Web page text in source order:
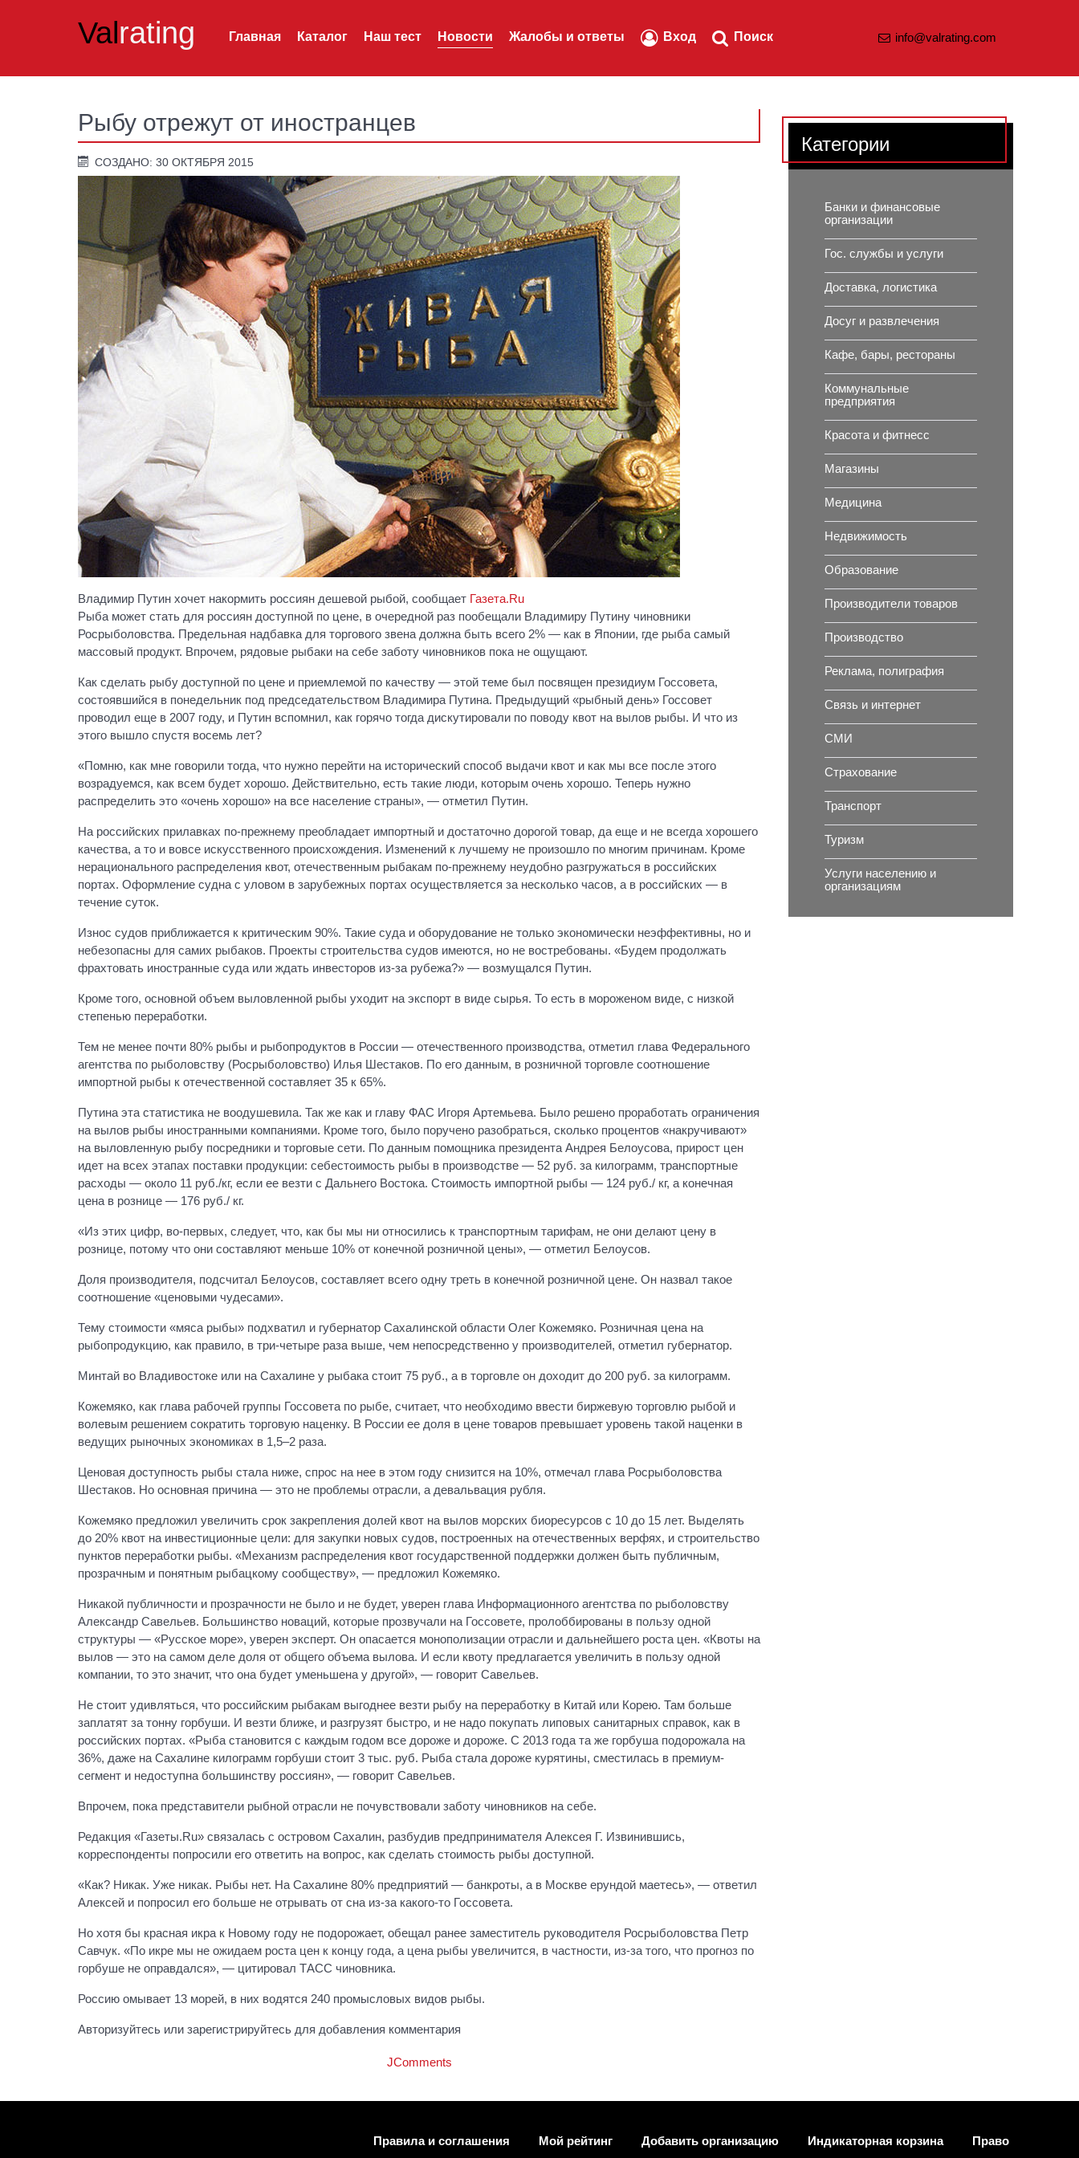
Valrating Главная Каталог Наш тест Новости Жалобы и ответы Вход Поиск info@valrating.com
Рыбу отрежут от иностранцев
СОЗДАНО: 30 ОКТЯБРЯ 2015
Владимир Путин хочет накормить россиян дешевой рыбой, сообщает Газета.Ru
Рыба может стать для россиян доступной по цене, в очередной раз пообещали Владимиру Путину чиновники
Росрыболовства. Предельная надбавка для торгового звена должна быть всего 2% — как в Японии, где рыба самый
массовый продукт. Впрочем, рядовые рыбаки на себе заботу чиновников пока не ощущают.
Как сделать рыбу доступной по цене и приемлемой по качеству — этой теме был посвящен президиум Госсовета,
состоявшийся в понедельник под председательством Владимира Путина. Предыдущий «рыбный день» Госсовет
проводил еще в 2007 году, и Путин вспомнил, как горячо тогда дискутировали по поводу квот на вылов рыбы. И что из
этого вышло спустя восемь лет?
«Помню, как мне говорили тогда, что нужно перейти на исторический способ выдачи квот и как мы все после этого
возрадуемся, как всем будет хорошо. Действительно, есть такие люди, которым очень хорошо. Теперь нужно
распределить это «очень хорошо» на все население страны», — отметил Путин.
На российских прилавках по-прежнему преобладает импортный и достаточно дорогой товар, да еще и не всегда хорошего
качества, а то и вовсе искусственного происхождения. Изменений к лучшему не произошло по многим причинам. Кроме
нерационального распределения квот, отечественным рыбакам по-прежнему неудобно разгружаться в российских
портах. Оформление судна с уловом в зарубежных портах осуществляется за несколько часов, а в российских — в
течение суток.
Износ судов приближается к критическим 90%. Такие суда и оборудование не только экономически неэффективны, но и
небезопасны для самих рыбаков. Проекты строительства судов имеются, но не востребованы. «Будем продолжать
фрахтовать иностранные суда или ждать инвесторов из-за рубежа?» — возмущался Путин.
Кроме того, основной объем выловленной рыбы уходит на экспорт в виде сырья. То есть в мороженом виде, с низкой
степенью переработки.
Тем не менее почти 80% рыбы и рыбопродуктов в России — отечественного производства, отметил глава Федерального
агентства по рыболовству (Росрыболовство) Илья Шестаков. По его данным, в розничной торговле соотношение
импортной рыбы к отечественной составляет 35 к 65%.
Путина эта статистика не воодушевила. Так же как и главу ФАС Игоря Артемьева. Было решено проработать ограничения
на вылов рыбы иностранными компаниями. Кроме того, было поручено разобраться, сколько процентов «накручивают»
на выловленную рыбу посредники и торговые сети. По данным помощника президента Андрея Белоусова, прирост цен
идет на всех этапах поставки продукции: себестоимость рыбы в производстве — 52 руб. за килограмм, транспортные
расходы — около 11 руб./кг, если ее везти с Дальнего Востока. Стоимость импортной рыбы — 124 руб./ кг, а конечная
цена в рознице — 176 руб./ кг.
«Из этих цифр, во-первых, следует, что, как бы мы ни относились к транспортным тарифам, не они делают цену в
рознице, потому что они составляют меньше 10% от конечной розничной цены», — отметил Белоусов.
Доля производителя, подсчитал Белоусов, составляет всего одну треть в конечной розничной цене. Он назвал такое
соотношение «ценовыми чудесами».
Тему стоимости «мяса рыбы» подхватил и губернатор Сахалинской области Олег Кожемяко. Розничная цена на
рыбопродукцию, как правило, в три-четыре раза выше, чем непосредственно у производителей, отметил губернатор.
Минтай во Владивостоке или на Сахалине у рыбака стоит 75 руб., а в торговле он доходит до 200 руб. за килограмм.
Кожемяко, как глава рабочей группы Госсовета по рыбе, считает, что необходимо ввести биржевую торговлю рыбой и
волевым решением сократить торговую наценку. В России ее доля в цене товаров превышает уровень такой наценки в
ведущих рыночных экономиках в 1,5–2 раза.
Ценовая доступность рыбы стала ниже, спрос на нее в этом году снизится на 10%, отмечал глава Росрыболовства
Шестаков. Но основная причина — это не проблемы отрасли, а девальвация рубля.
Кожемяко предложил увеличить срок закрепления долей квот на вылов морских биоресурсов с 10 до 15 лет. Выделять
до 20% квот на инвестиционные цели: для закупки новых судов, построенных на отечественных верфях, и строительство
пунктов переработки рыбы. «Механизм распределения квот государственной поддержки должен быть публичным,
прозрачным и понятным рыбацкому сообществу», — предложил Кожемяко.
Никакой публичности и прозрачности не было и не будет, уверен глава Информационного агентства по рыболовству
Александр Савельев. Большинство новаций, которые прозвучали на Госсовете, пролоббированы в пользу одной
структуры — «Русское море», уверен эксперт. Он опасается монополизации отрасли и дальнейшего роста цен. «Квоты на
вылов — это на самом деле доля от общего объема вылова. И если квоту предлагается увеличить в пользу одной
компании, то это значит, что она будет уменьшена у другой», — говорит Савельев.
Не стоит удивляться, что российским рыбакам выгоднее везти рыбу на переработку в Китай или Корею. Там больше
заплатят за тонну горбуши. И везти ближе, и разгрузят быстро, и не надо покупать липовых санитарных справок, как в
российских портах. «Рыба становится с каждым годом все дороже и дороже. С 2013 года та же горбуша подорожала на
36%, даже на Сахалине килограмм горбуши стоит 3 тыс. руб. Рыба стала дороже курятины, сместилась в премиум-
сегмент и недоступна большинству россиян», — говорит Савельев.
Впрочем, пока представители рыбной отрасли не почувствовали заботу чиновников на себе.
Редакция «Газеты.Ru» связалась c островом Сахалин, разбудив предпринимателя Алексея Г. Извинившись,
корреспонденты попросили его ответить на вопрос, как сделать стоимость рыбы доступной.
«Как? Никак. Уже никак. Рыбы нет. На Сахалине 80% предприятий — банкроты, а в Москве ерундой маетесь», — ответил
Алексей и попросил его больше не отрывать от сна из-за какого-то Госсовета.
Но хотя бы красная икра к Новому году не подорожает, обещал ранее заместитель руководителя Росрыболовства Петр
Савчук. «По икре мы не ожидаем роста цен к концу года, а цена рыбы увеличится, в частности, из-за того, что прогноз по
горбуше не оправдался», — цитировал ТАСС чиновника.
Россию омывает 13 морей, в них водятся 240 промысловых видов рыбы.
Авторизуйтесь или зарегистрируйтесь для добавления комментария
JComments
Категории
Банки и финансовые
организации
Гос. службы и услуги
Доставка, логистика
Досуг и развлечения
Кафе, бары, рестораны
Коммунальные
предприятия
Красота и фитнесс
Магазины
Медицина
Недвижимость
Образование
Производители товаров
Производство
Реклама, полиграфия
Связь и интернет
СМИ
Страхование
Транспорт
Туризм
Услуги населению и
организациям
Правила и соглашения Мой рейтинг Добавить организацию Индикаторная корзина Право